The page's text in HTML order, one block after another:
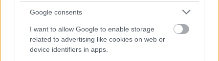
Google consents
I want to allow Google to enable storage
related to advertising like cookies on web or
device identifiers in apps.
φαίνονται πιο μικρά. Απλώστε τη mascara,
βλεφάρου και προς την εξωτερική γωνία του
ματιού.